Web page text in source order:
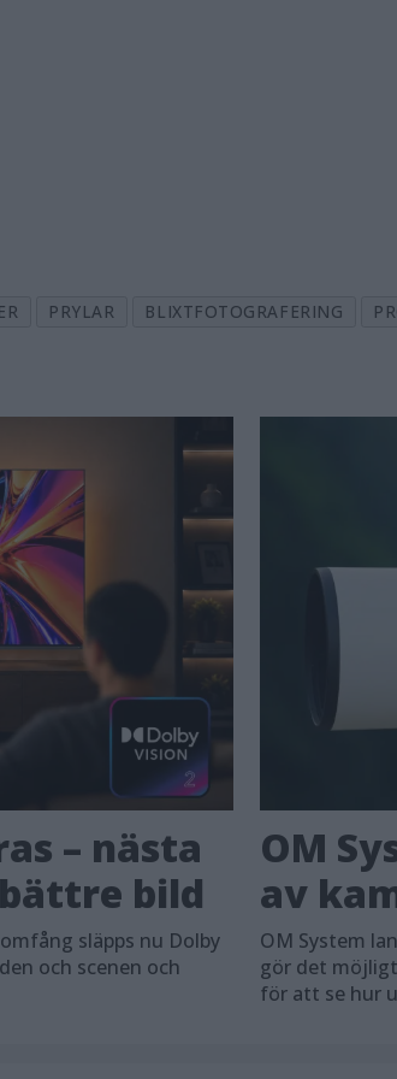
PRYLAR BLIXTFOTOGRAFERING
– nästa
bild
släpps nu Dolby
och scenen och
OM
av
OM System
gör det
för att se hur